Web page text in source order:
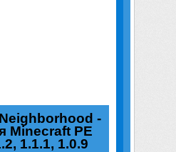
-
Minecraft PE
1.1.1, 1.0.9